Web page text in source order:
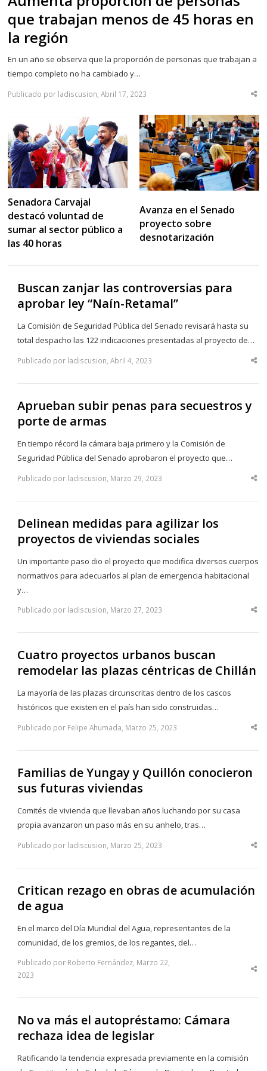
que trabajan menos de 45 horas en
la región
En un año se observa que la proporción de personas que trabajan a
tiempo completo no ha cambiado y…
Publicado por ladiscusion, Abril 17, 2023
Senadora Carvajal
destacó voluntad de
sumar al sector público a
las 40 horas
Avanza en el Senado
proyecto sobre
desnotarización
Buscan zanjar las controversias para
aprobar ley “Naín-Retamal”
La Comisión de Seguridad Pública del Senado revisará hasta su
total despacho las 122 indicaciones presentadas al proyecto de…
Publicado por ladiscusion, Abril 4, 2023
Aprueban subir penas para secuestros y
porte de armas
En tiempo récord la cámara baja primero y la Comisión de
Seguridad Pública del Senado aprobaron el proyecto que…
Publicado por ladiscusion, Marzo 29, 2023
Delinean medidas para agilizar los
proyectos de viviendas sociales
Un importante paso dio el proyecto que modifica diversos cuerpos
normativos para adecuarlos al plan de emergencia habitacional
y…
Publicado por ladiscusion, Marzo 27, 2023
Cuatro proyectos urbanos buscan
remodelar las plazas céntricas de Chillán
La mayoría de las plazas circunscritas dentro de los cascos
históricos que existen en el país han sido construidas…
Publicado por Felipe Ahumada, Marzo 25, 2023
Familias de Yungay y Quillón conocieron
sus futuras viviendas
Comités de vivienda que llevaban años luchando por su casa
propia avanzaron un paso más en su anhelo, tras…
Publicado por ladiscusion, Marzo 25, 2023
Critican rezago en obras de acumulación
de agua
En el marco del Día Mundial del Agua, representantes de la
comunidad, de los gremios, de los regantes, del…
Publicado por Roberto Fernández, Marzo 22,
2023
No va más el autopréstamo: Cámara
rechaza idea de legislar
Ratificando la tendencia expresada previamente en la comisión